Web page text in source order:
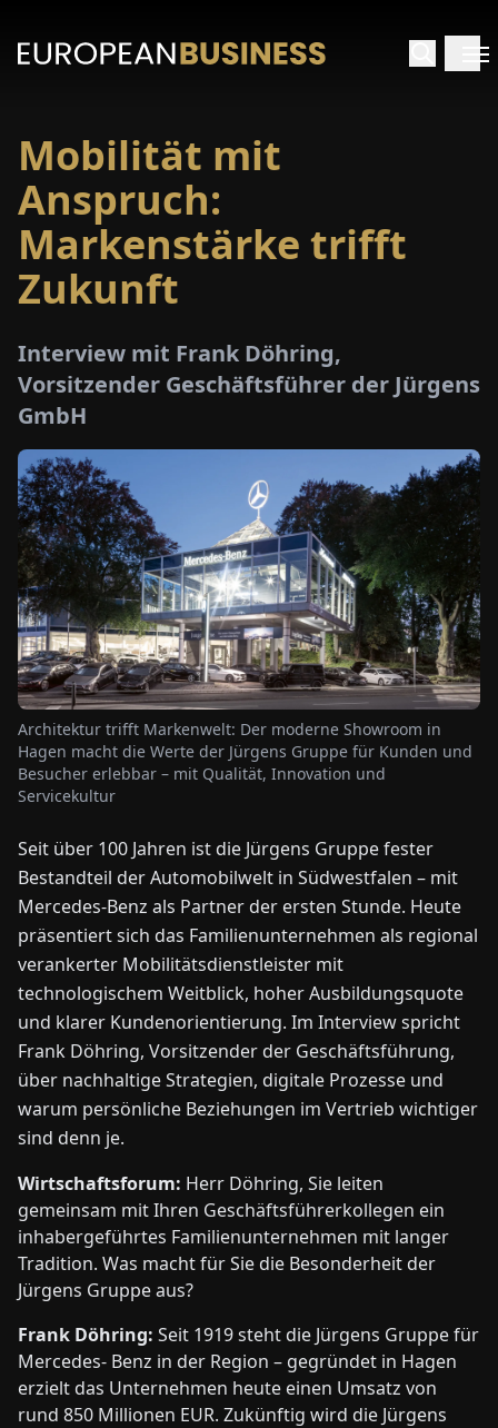
NEWS
ÜBER
UNS
ENDEFRESITNLPLHU
KONTAKT
Mobilität mit
Anspruch:
Markenstärke trifft
Zukunft
Interview mit Frank Döhring,
Vorsitzender Geschäftsführer der Jürgens
GmbH
Architektur trifft Markenwelt: Der moderne Showroom in
Hagen macht die Werte der Jürgens Gruppe für Kunden und
Besucher erlebbar – mit Qualität, Innovation und
Servicekultur
Seit über 100 Jahren ist die Jürgens Gruppe fester
Bestandteil der Automobilwelt in Südwestfalen – mit
Mercedes-Benz als Partner der ersten Stunde. Heute
präsentiert sich das Familienunternehmen als regional
verankerter Mobilitätsdienstleister mit
technologischem Weitblick, hoher Ausbildungsquote
und klarer Kundenorientierung. Im Interview spricht
Frank Döhring, Vorsitzender der Geschäftsführung,
über nachhaltige Strategien, digitale Prozesse und
warum persönliche Beziehungen im Vertrieb wichtiger
sind denn je.
Wirtschaftsforum: Herr Döhring, Sie leiten
gemeinsam mit Ihren Geschäftsführerkollegen ein
inhabergeführtes Familienunternehmen mit langer
Tradition. Was macht für Sie die Besonderheit der
Jürgens Gruppe aus?
Frank Döhring: Seit 1919 steht die Jürgens Gruppe für
Mercedes- Benz in der Region – gegründet in Hagen
erzielt das Unternehmen heute einen Umsatz von
rund 850 Millionen EUR. Zukünftig wird die Jürgens